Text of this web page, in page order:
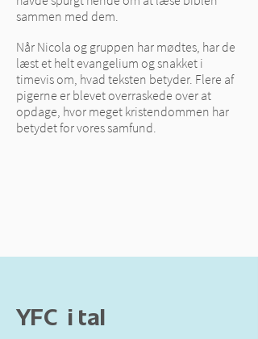
sammen med dem.
Når Nicola og gruppen har mødtes, har de
læst et helt evangelium og snakket i
timevis om, hvad teksten betyder. Flere af
pigerne er blevet overraskede over at
opdage, hvor meget kristendommen har
betydet for vores samfund.
YFC i tal